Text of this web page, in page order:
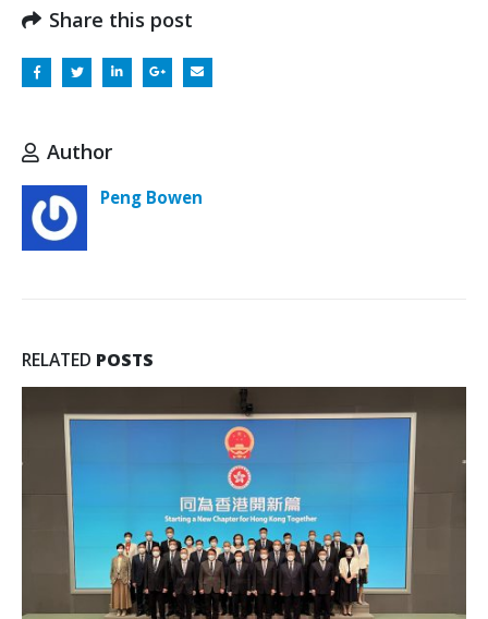
Share this post
Author
Peng Bowen
RELATED POSTS